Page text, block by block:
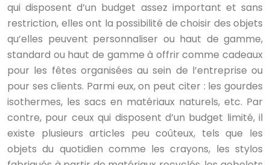
qui disposent d’un budget assez important et sans
restriction, elles ont la possibilité de choisir des objets
qu’elles peuvent personnaliser ou haut de gamme,
standard ou haut de gamme à offrir comme cadeaux
pour les fêtes organisées au sein de l’entreprise ou
pour ses clients. Parmi eux, on peut citer : les gourdes
isothermes, les sacs en matériaux naturels, etc. Par
contre, pour ceux qui disposent d’un budget limité, il
existe plusieurs articles peu coûteux, tels que les
objets du quotidien comme les crayons, les stylos